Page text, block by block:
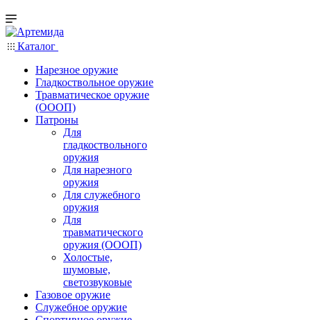
Каталог
Нарезное оружие
Гладкоствольное оружие
Травматическое оружие
(ОООП)
Патроны
Для
гладкоствольного
оружия
Для нарезного
оружия
Для служебного
оружия
Для
травматического
оружия (ОООП)
Холостые,
шумовые,
светозвуковые
Газовое оружие
Служебное оружие